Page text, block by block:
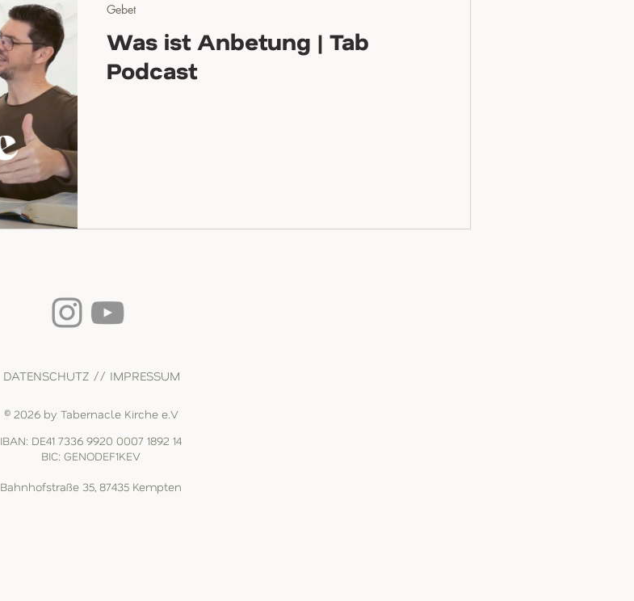
Was ist Anbetung | Tab
Podcast
Gebet
DATENSCHUTZ // IMPRESSUM
© 2026 by Tabernacle Kirche e.V
IBAN: DE41 7336 9920 0007 1892 14
BIC: GENODEF1KEV
Bahnhofstraße 35, 87435 Kempten